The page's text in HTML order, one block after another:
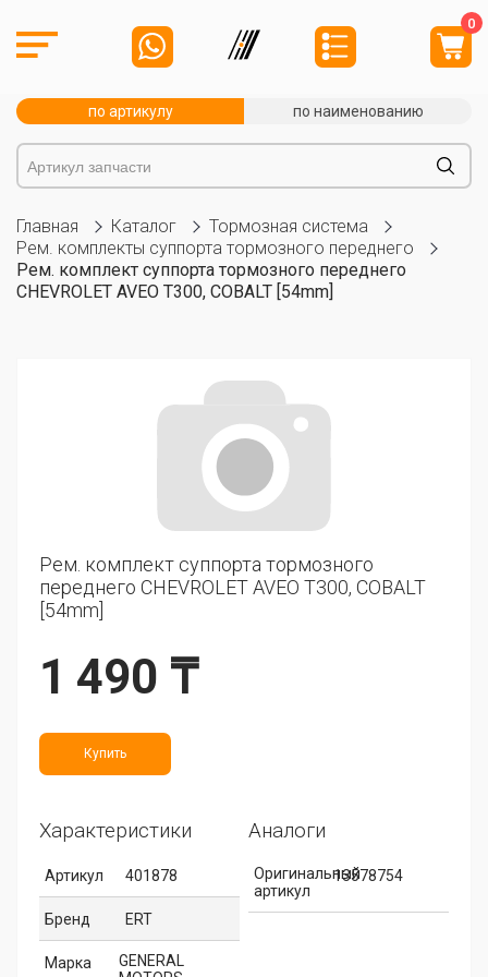
0
по артикулу по наименованию
Главная Каталог
Тормозная система
Рем. комплекты суппорта тормозного переднего
Рем. комплект суппорта тормозного переднего
CHEVROLET AVEO T300, COBALT [54mm]
Рем. комплект суппорта тормозного
переднего CHEVROLET AVEO T300, COBALT
[54mm]
1 490 ₸
Купить
Характеристики
Артикул 401878
Бренд ERT
Марка
GENERAL
Аналоги
Оригинальный
артикул
13578754